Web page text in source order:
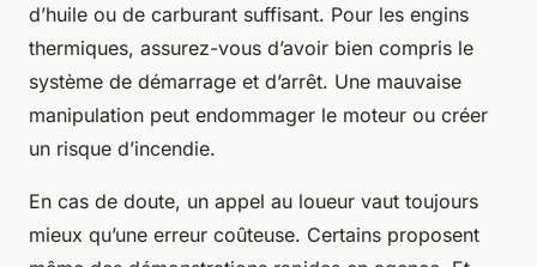
d’huile ou de carburant suffisant. Pour les engins
thermiques, assurez-vous d’avoir bien compris le
système de démarrage et d’arrêt. Une mauvaise
manipulation peut endommager le moteur ou créer
un risque d’incendie.
En cas de doute, un appel au loueur vaut toujours
mieux qu’une erreur coûteuse. Certains proposent